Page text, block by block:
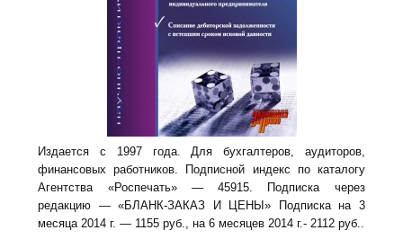
Издается с 1997 года. Для бухгалтеров, аудиторов,
финансовых работников. Подписной индекс по каталогу
Агентства «Роспечать» — 45915. Подписка через
редакцию — «БЛАНК-ЗАКАЗ И ЦЕНЫ» Подписка на 3
месяца 2014 г. — 1155 руб., на 6 месяцев 2014 г.- 2112 руб..